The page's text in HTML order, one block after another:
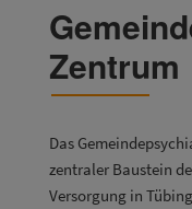
Aktuelles
Fachbereich Wohnen
Zentrum
Das
zentraler Baustein
Versorgung in